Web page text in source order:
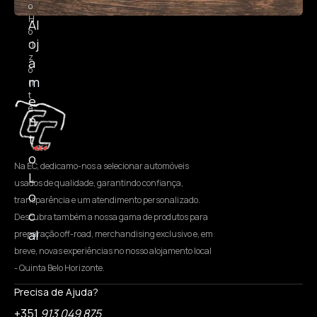
Al
oj
a
m
e
n
t
o
L
o
c
al
o
H
o
ri
z
o
n
t
e
Na EC, dedicamo-nos a selecionar automóveis
usados de qualidade, garantindo confiança,
transparência e um atendimento personalizado.
Descubra também a nossa gama de produtos para
preparação off-road, merchandising exclusivo e, em
breve, novas experiências no nosso alojamento local
- Quinta Belo Horizonte.
Precisa de Ajuda?
+351 913 049 875